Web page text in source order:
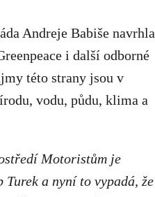
Andreje Babiše navrhla
i další odborné
této strany jsou v
vodu, půdu, klima a
Motoristům je
a nyní to vypadá, že